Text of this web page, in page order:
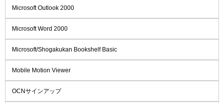
Microsoft Outlook 2000
Microsoft Word 2000
Microsoft/Shogakukan Bookshelf Basic
Mobile Motion Viewer
OCNサインアップ